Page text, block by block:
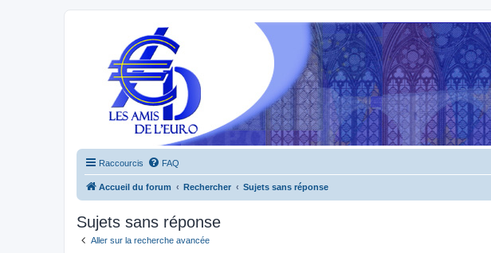
Raccourcis FAQ
Accueil du forum Rechercher Sujets sans réponse
Sujets sans réponse
Aller sur la recherche avancée